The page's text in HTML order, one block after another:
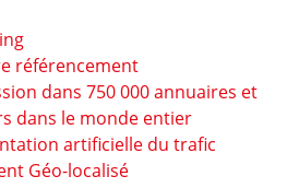
référencement
dans 750 000 annuaires et
dans le monde entier
artificielle du trafic
Géo-localisé